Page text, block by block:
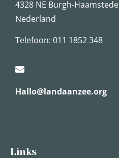
4328 NE Burgh-Haamstede
Nederland
Telefoon: 011 1852 348
Hallo@landaanzee.org
Links